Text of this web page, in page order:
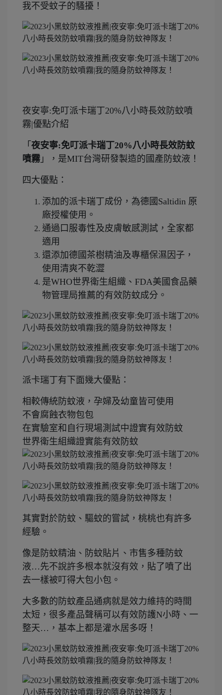
我不受蚊子的騷擾！
夜安寧:免叮派卡瑞丁20%八小時長效防蚊噴
霧|優點介紹
「 夜安寧:免叮派卡瑞丁20%八小時長效防蚊
噴霧 」，是MIT台灣研發製造的國產防蚊液！
四大優點：
添加的派卡瑞丁成份，為德國Saltidin 原
廠授權使用。
通過口服毒性及皮膚敏感測試，全家都
適用
還添加德國茶樹精油及專櫃保濕因子，
使用清爽不乾澀
是WHO世界衛生組織、FDA美國食品藥
物管理局推薦的有效防蚊成分。
派卡瑞丁有下面幾大優點：
相較傳統防蚊液，孕婦及幼童皆可使用
不會腐蝕衣物包包
在實驗室和自行現場測試中證實有效防蚊
世界衛生組織證實能有效防蚊
其實對於防蚊、驅蚊的嘗試，桃桃也有許多
經驗。
像是防蚊精油、防蚊貼片、市售多種防蚊
液…先不說許多根本就沒有效，貼了噴了出
去一樣被叮得大包小包。
大多數的防蚊產品通病就是效力維持的時間
太短，很多產品聲稱可以有效防護N小時、一
整天…，基本上都是灌水居多呀！